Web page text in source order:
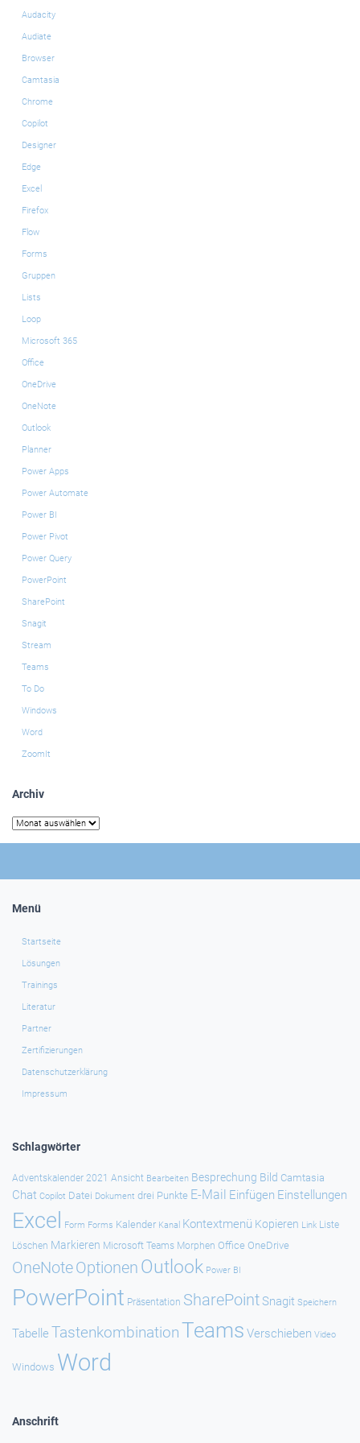
Audacity
Audiate
Browser
Camtasia
Chrome
Copilot
Designer
Edge
Excel
Firefox
Flow
Forms
Gruppen
Lists
Loop
Microsoft 365
Office
OneDrive
OneNote
Outlook
Planner
Power Apps
Power Automate
Power BI
Power Pivot
Power Query
PowerPoint
SharePoint
Snagit
Stream
Teams
To Do
Windows
Word
ZoomIt
Archiv
Archiv
Menü
Startseite
Lösungen
Trainings
Literatur
Partner
Zertifizierungen
Datenschutzerklärung
Impressum
Schlagwörter
Adventskalender 2021 Ansicht Bearbeiten Besprechung Bild Camtasia
Chat Copilot Datei Dokument drei Punkte E-Mail Einfügen Einstellungen
Excel Form Forms Kalender Kanal Kontextmenü Kopieren Link Liste
Löschen Markieren Microsoft Teams Morphen Office OneDrive
OneNoteOptionen Outlook Power BI
PowerPoint Präsentation SharePointSnagit Speichern
Tabelle TastenkombinationTeams Verschieben Video
Windows Word
Anschrift